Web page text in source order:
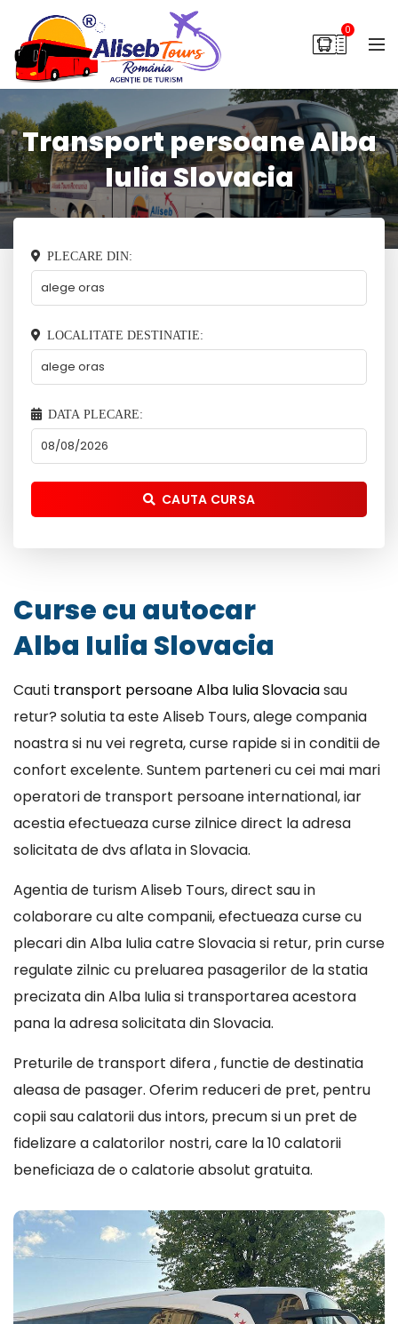
0
Transport persoane Alba
Iulia Slovacia
PLECARE DIN:
LOCALITATE DESTINATIE:
DATA PLECARE:
CAUTA CURSA
Curse cu autocar
Alba Iulia Slovacia
Cauti transport persoane Alba Iulia Slovaciasau
retur? solutia ta este Aliseb Tours, alege compania
noastra si nu vei regreta, curse rapide si in conditii de
confort excelente. Suntem parteneri cu cei mai mari
operatori de transport persoane international, iar
acestia efectueaza curse zilnice direct la adresa
solicitata de dvs aflata in Slovacia.
Agentia de turism Aliseb Tours, direct sau in
colaborare cu alte companii, efectueaza curse cu
plecari din Alba Iulia catre Slovacia si retur, prin curse
regulate zilnic cu preluarea pasagerilor de la statia
precizata din Alba Iulia si transportarea acestora
pana la adresa solicitata din Slovacia.
Preturile de transport difera , functie de destinatia
aleasa de pasager. Oferim reduceri de pret, pentru
copii sau calatorii dus intors, precum si un pret de
fidelizare a calatorilor nostri, care la 10 calatorii
beneficiaza de o calatorie absolut gratuita.